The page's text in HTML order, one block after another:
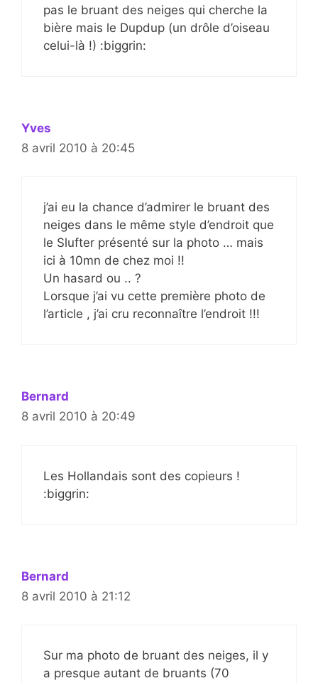
pas le bruant des neiges qui cherche la
bière mais le Dupdup (un drôle d’oiseau
celui-là !) :biggrin:
Yves
8 avril 2010 à 20:45
j’ai eu la chance d’admirer le bruant des
neiges dans le même style d’endroit que
le Slufter présenté sur la photo … mais
ici à 10mn de chez moi !!
Un hasard ou .. ?
Lorsque j’ai vu cette première photo de
l’article , j’ai cru reconnaître l’endroit !!!
Bernard
8 avril 2010 à 20:49
Les Hollandais sont des copieurs !
:biggrin:
Bernard
8 avril 2010 à 21:12
Sur ma photo de bruant des neiges, il y
a presque autant de bruants (70